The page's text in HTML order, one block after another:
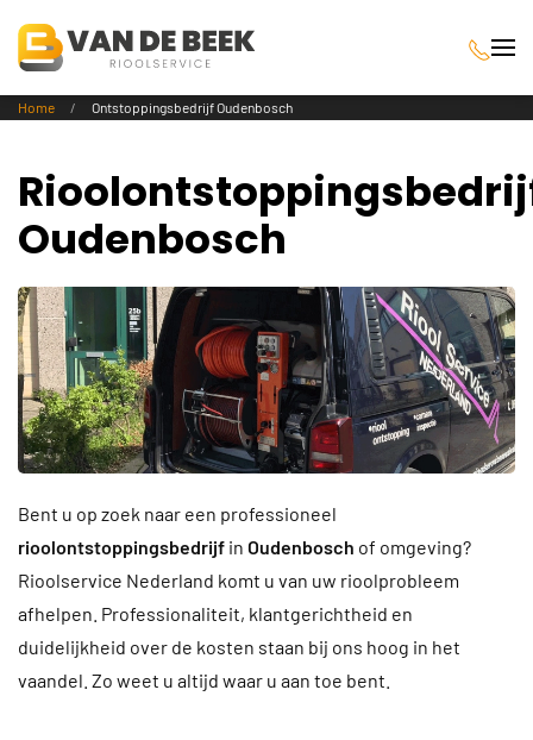
Terug naar hoofdinhoud
Home Ontstoppingsbedrijf Oudenbosch
Oudenbosch
Bent u op zoek naar een professioneel
rioolontstoppingsbedrijf in Oudenbosch of omgeving?
Rioolservice Nederland komt u van uw rioolprobleem
afhelpen. Professionaliteit, klantgerichtheid en
duidelijkheid over de kosten staan bij ons hoog in het
vaandel. Zo weet u altijd waar u aan toe bent.